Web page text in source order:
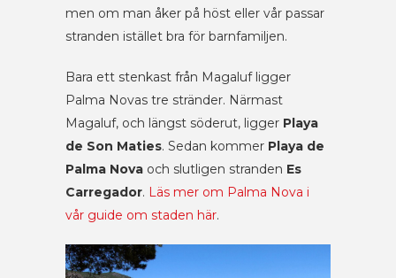
men om man åker på höst eller vår passar
stranden istället bra för barnfamiljen.
Bara ett stenkast från Magaluf ligger
Palma Novas tre stränder. Närmast
Magaluf, och längst söderut, ligger Playa
de Son Maties. Sedan kommer Playa de
Palma Nova och slutligen stranden Es
Carregador. Läs mer om Palma Nova i
vår guide om staden här.